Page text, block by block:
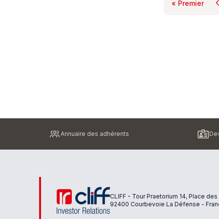
« Premier chevron_left
page
Annuaire des adhérents
CLIFF - Tour Praetorium 14, Place
92400 Courbevoie La Défense -